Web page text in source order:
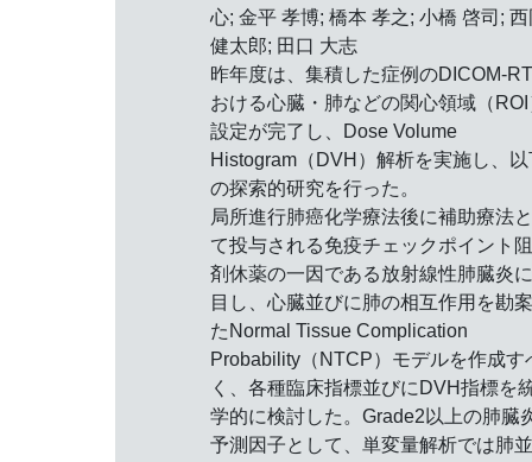
心; 金平 孝博; 橋本 孝之; 小橋 啓司; 西
健太郎; 田口 大志
昨年度は、集積した症例のDICOM-
おける心臓・肺などの関心領域（ROI
設定が完了し、Dose Volume
Histogram（DVH）解析を実施し、以
の探索的研究を行った。
局所進行肺癌化学療法後に補助療法
て投与される免疫チェックポイント
剤休薬の一因である放射線性肺臓炎
目し、心臓並びに肺の相互作用を勘
たNormal Tissue Complication
Probability（NTCP）モデルを作成す
く、各種臨床指標並びにDVH指標を
学的に検討した。Grade2以上の肺臓
予測因子として、単変量解析では肺